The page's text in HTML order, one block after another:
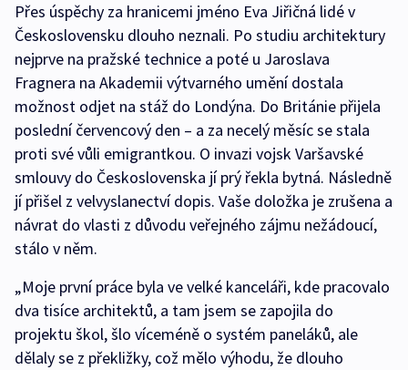
Přes úspěchy za hranicemi jméno Eva Jiřičná lidé v
Československu dlouho neznali. Po studiu architektury
nejprve na pražské technice a poté u Jaroslava
Fragnera na Akademii výtvarného umění dostala
možnost odjet na stáž do Londýna. Do Británie přijela
poslední červencový den – a za necelý měsíc se stala
proti své vůli emigrantkou. O invazi vojsk Varšavské
smlouvy do Československa jí prý řekla bytná. Následně
jí přišel z velvyslanectví dopis. Vaše doložka je zrušena a
návrat do vlasti z důvodu veřejného zájmu nežádoucí,
stálo v něm.
„Moje první práce byla ve velké kanceláři, kde pracovalo
dva tisíce architektů, a tam jsem se zapojila do
projektu škol, šlo víceméně o systém paneláků, ale
dělaly se z překližky, což mělo výhodu, že dlouho